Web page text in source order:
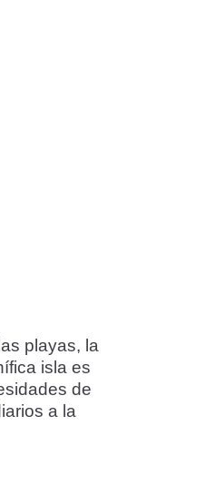
playas, la
isla es
de
a la